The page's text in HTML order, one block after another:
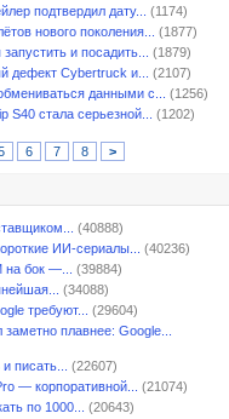
подтвердил дату...
(1174)
нового поколения...
(1877)
и посадить...
(1879)
дефект Cybertruck и...
(2107)
данными с...
(1256)
S40 стала серьезной...
(1202)
6 7 8 >
(40888)
ИИ-сериалы...
(40236)
бок —...
(39884)
(34088)
требуют...
(29604)
плавнее: Google...
писать...
(22607)
— корпоративной...
(21074)
по 1000...
(20643)